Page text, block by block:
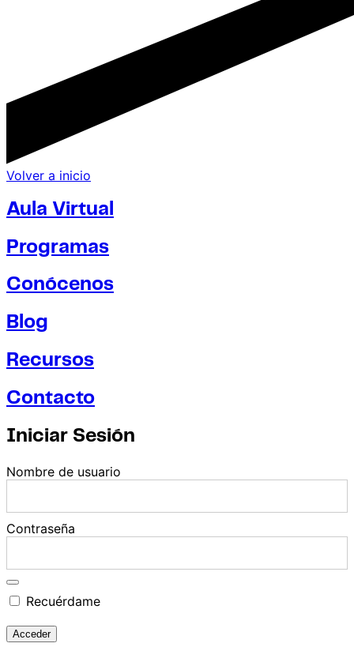
Volver a inicio
Aula Virtual
Programas
Conócenos
Blog
Recursos
Contacto
Iniciar Sesión
Nombre de usuario
Contraseña
Recuérdame